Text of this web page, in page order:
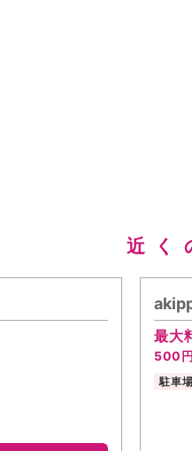
近く
最大
500円
駐車